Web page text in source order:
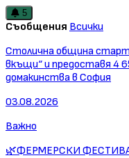
5
Съобщения Всички
Столична община
вкъщи“ и предоставя 4
домакинства в София
03.08.2026
Важно
🌿ФЕРМЕРСКИ